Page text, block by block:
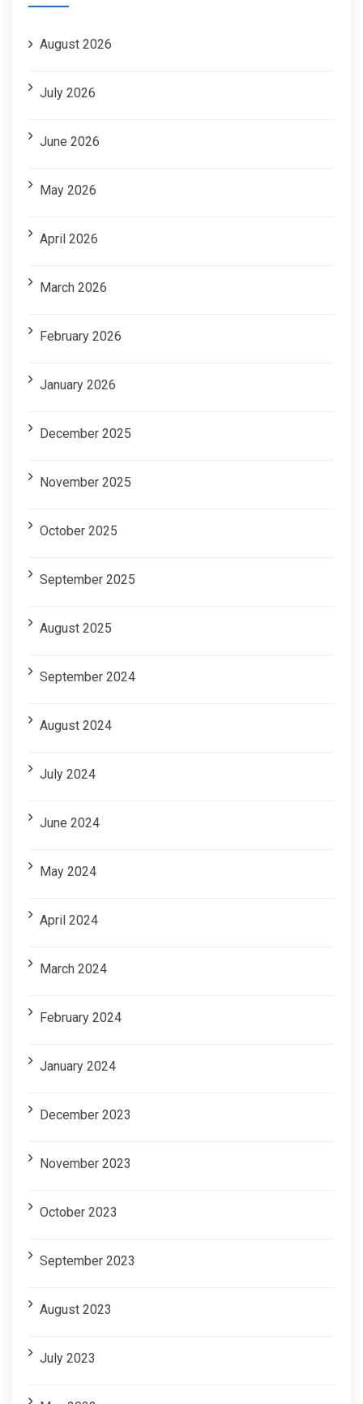
August 2026
July 2026
June 2026
May 2026
April 2026
March 2026
February 2026
January 2026
December 2025
November 2025
October 2025
September 2025
August 2025
September 2024
August 2024
July 2024
June 2024
May 2024
April 2024
March 2024
February 2024
January 2024
December 2023
November 2023
October 2023
September 2023
August 2023
July 2023